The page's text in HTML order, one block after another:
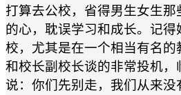
打算去公校，省得男生女生那
的心，耽误学习和成长。记得
校，尤其是在一个相当有名的
和校长副校长谈的非常投机，
说：你们先别走，我们从来没